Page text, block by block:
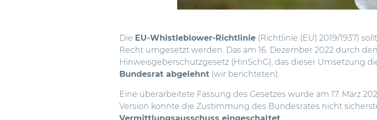
Die EU-Whistleblower-Richtlinie (Richtlinie (EU) 2019/1937)
Recht umgesetzt werden. Das am 16. Dezember 2022 durch
Hinweisgeberschutzgesetz (HinSchG), das dieser Umsetzung
Bundesrat abgelehnt (wir berichteten).
Eine überarbeitete Fassung des Gesetzes wurde am 17. März
Version konnte die Zustimmung des Bundesrates nicht